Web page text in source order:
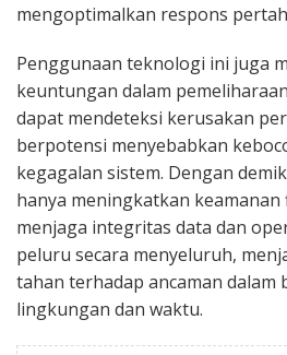
mengoptimalkan respons
Penggunaan teknologi ini juga
keuntungan dalam
dapat mendeteksi kerusakan
berpotensi menyebabkan
kegagalan sistem. Dengan
hanya meningkatkan
menjaga integritas data dan
peluru secara menyeluruh,
tahan terhadap ancaman dalam
lingkungan dan waktu.